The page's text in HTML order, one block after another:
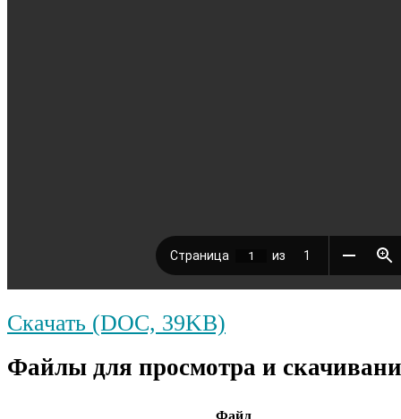
Скачать (DOC, 39KB)
Файлы для просмотра и